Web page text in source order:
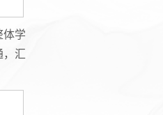
体学
，汇